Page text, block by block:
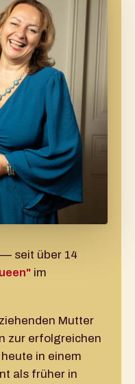
seit über 14
im
Mutter
zur erfolgreichen
in einem
als früher in